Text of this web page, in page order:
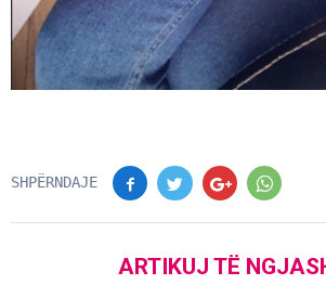
SHPËRNDAJE
ARTIKUJ TË